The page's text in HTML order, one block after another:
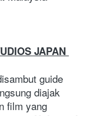
JAPAN
guide
diajak
film yang